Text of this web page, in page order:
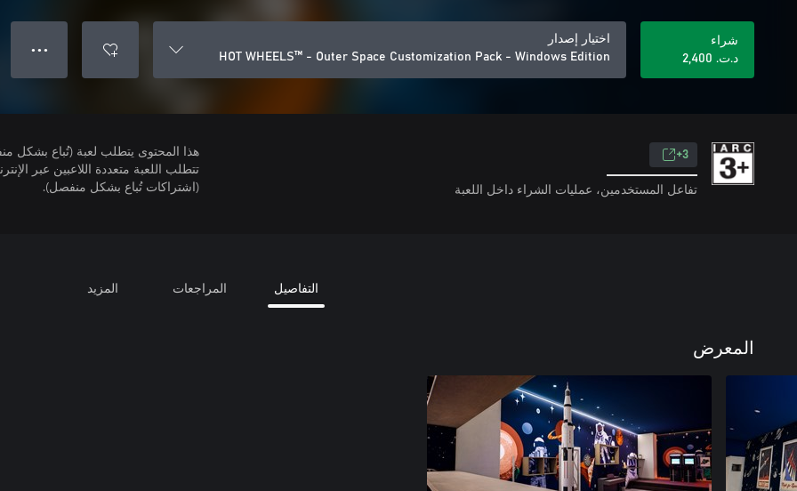
شراء
د.ت.‏ 2,400
اختيار إصدار
HOT WHEELS™ - Outer Space Customization Pack - Windows Edition
● ● ●
3+
تفاعل المستخدمين، عمليات الشراء داخل اللعبة
هذا المحتوى يتطلب لعبة (تُباع بشكل
(اشتراكات تُباع بشكل منفصل).
التفاصيل المراجعات المزيد
المعرض